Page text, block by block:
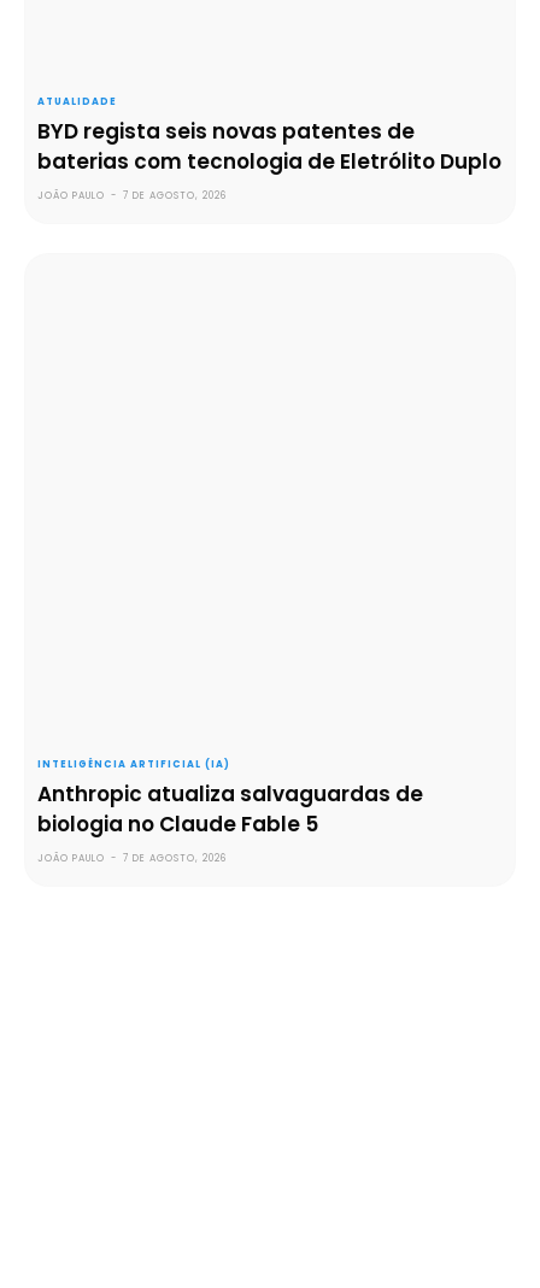
ATUALIDADE
BYD regista seis novas patentes de
baterias com tecnologia de Eletrólito Duplo
JOÃO PAULO - 7 DE AGOSTO, 2026
INTELIGÊNCIA ARTIFICIAL (IA)
Anthropic atualiza salvaguardas de
biologia no Claude Fable 5
JOÃO PAULO - 7 DE AGOSTO, 2026